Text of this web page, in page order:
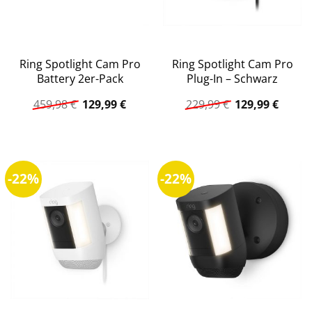
Ring Spotlight Cam Pro
Battery 2er-Pack
459,98€ Ursprünglicher
Preis
129,99€Aktueller
Ring Spotlight Cam Pro
Plug-In – Schwarz
229,99€
Preis
129,99€
-22% -22%